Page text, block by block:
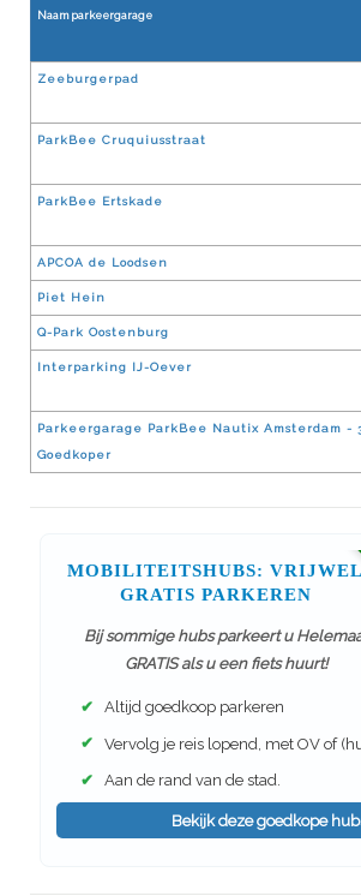
Naam parkeergarage
Zeeburgerpad
ParkBee Cruquiusstraat
ParkBee Ertskade
APCOA de Loodsen
Piet Hein
Q-Park Oostenburg
Interparking IJ-Oever
Parkeergarage ParkBee Nautix Amsterdam -
Goedkoper
MOBILITEITSHUBS: VRIJWEL
GRATIS PARKEREN
Bij sommige hubs parkeert u
GRATIS als u een fiets huurt!
✔ Altijd goedkoop parkeren
✔ Vervolg je reis lopend, met OV of
✔ Aan de rand van de stad.
Bekijk deze goedkope